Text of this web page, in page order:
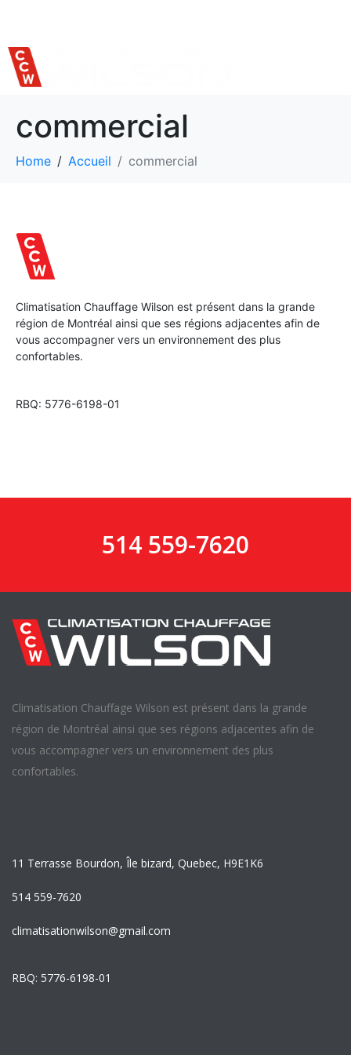
commercial
Home Accueil commercial
Climatisation Chauffage Wilson est présent dans la grande
région de Montréal ainsi que ses régions adjacentes afin de
vous accompagner vers un environnement des plus
confortables.
RBQ: 5776-6198-01
514 559-7620
Climatisation Chauffage Wilson est présent dans la grande
région de Montréal ainsi que ses régions adjacentes afin de
vous accompagner vers un environnement des plus
confortables.
11 Terrasse Bourdon, Île bizard, Quebec, H9E1K6
514 559-7620
climatisationwilson@gmail.com
RBQ: 5776-6198-01